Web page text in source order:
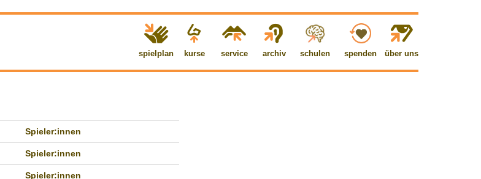
spielplan kurse service archiv schulen spenden über uns
Spieler:innen
Spieler:innen
Spieler:innen